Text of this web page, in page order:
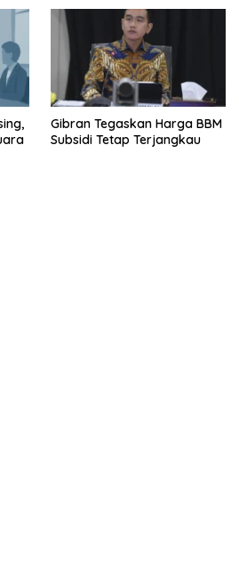
Gibran Tegaskan Harga BBM
Subsidi Tetap Terjangkau